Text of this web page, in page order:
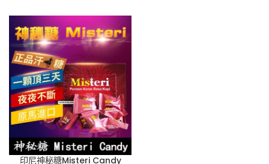
印尼神秘糖Misteri Candy